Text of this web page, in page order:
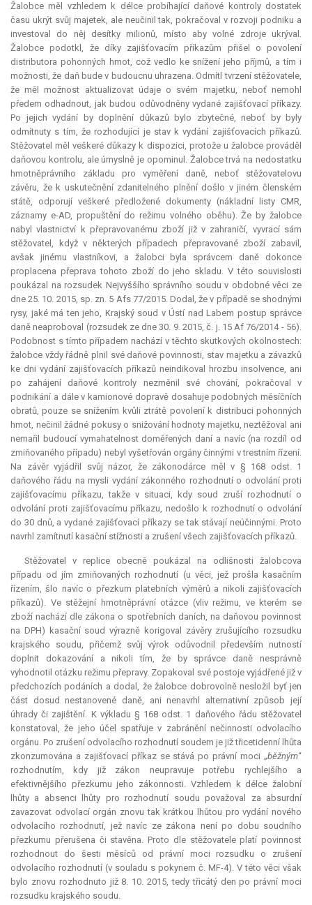
Žalobce měl vzhledem k délce probíhající daňové kontroly dostatek
času ukrýt svůj majetek, ale neučinil tak, pokračoval v rozvoji podniku a
investoval do něj desítky milionů, místo aby volné zdroje ukrýval.
Žalobce podotkl, že díky zajišťovacím příkazům přišel o povolení
distributora pohonných hmot, což vedlo ke snížení jeho příjmů, a tím i
možnosti, že daň bude v budoucnu uhrazena. Odmítl tvrzení stěžovatele,
že měl možnost aktualizovat údaje o svém majetku, neboť nemohl
předem odhadnout, jak budou odůvodněny vydané zajišťovací příkazy.
Po jejich vydání by doplnění důkazů bylo zbytečné, neboť by byly
odmítnuty s tím, že rozhodující je stav k vydání zajišťovacích příkazů.
Stěžovatel měl veškeré důkazy k dispozici, protože u žalobce prováděl
daňovou kontrolu, ale úmyslně je opominul. Žalobce trvá na nedostatku
hmotněprávního základu pro vyměření daně, neboť stěžovatelovu
závěru, že k uskutečnění zdanitelného plnění došlo v jiném členském
státě, odporují veškeré předložené dokumenty (nákladní listy CMR,
záznamy e-AD, propuštění do režimu volného oběhu). Že by žalobce
nabyl vlastnictví k přepravovanému zboží již v zahraničí, vyvrací sám
stěžovatel, když v některých případech přepravované zboží zabavil,
avšak jinému vlastníkovi, a žalobci byla správcem daně dokonce
proplacena přeprava tohoto zboží do jeho skladu. V této souvislosti
poukázal na rozsudek Nejvyššího správního soudu v obdobné věci ze
dne 25. 10. 2015, sp. zn. 5 Afs 77/2015. Dodal, že v případě se shodnými
rysy, jaké má ten jeho, Krajský soud v Ústí nad Labem postup správce
daně neaproboval (rozsudek ze dne 30. 9. 2015, č. j. 15 Af 76/2014 - 56).
Podobnost s tímto případem nachází v těchto skutkových okolnostech:
žalobce vždy řádně plnil své daňové povinnosti, stav majetku a závazků
ke dni vydání zajišťovacích příkazů neindikoval hrozbu insolvence, ani
po zahájení daňové kontroly nezměnil své chování, pokračoval v
podnikání a dále v kamionové dopravě dosahuje podobných měsíčních
obratů, pouze se snížením kvůli ztrátě povolení k distribuci pohonných
hmot, nečinil žádné pokusy o snižování hodnoty majetku, neztěžoval ani
nemařil budoucí vymahatelnost doměřených daní a navíc (na rozdíl od
zmiňovaného případu) nebyl vyšetřován orgány činnými v trestním řízení.
Na závěr vyjádřil svůj názor, že zákonodárce měl v § 168 odst. 1
daňového řádu na mysli vydání zákonného rozhodnutí o odvolání proti
zajišťovacímu příkazu, takže v situaci, kdy soud zruší rozhodnutí o
odvolání proti zajišťovacímu příkazu, nedošlo k rozhodnutí o odvolání
do 30 dnů, a vydané zajišťovací příkazy se tak stávají neúčinnými. Proto
navrhl zamítnutí kasační stížnosti a zrušení všech zajišťovacích příkazů.
Stěžovatel v replice obecně poukázal na odlišnosti žalobcova
případu od jím zmiňovaných rozhodnutí (u věci, jež prošla kasačním
řízením, šlo navíc o přezkum platebních výměrů a nikoli zajišťovacích
příkazů). Ve stěžejní hmotněprávní otázce (vliv režimu, ve kterém se
zboží nachází dle zákona o spotřebních daních, na daňovou povinnost
na DPH) kasační soud výrazně korigoval závěry zrušujícího rozsudku
krajského soudu, přičemž svůj výrok odůvodnil především nutností
doplnit dokazování a nikoli tím, že by správce daně nesprávně
vyhodnotil otázku režimu přepravy. Zopakoval své postoje vyjádřené již v
předchozích podáních a dodal, že žalobce dobrovolně nesložil byť jen
část dosud nestanovené daně, ani nenavrhl alternativní způsob její
úhrady či zajištění. K výkladu § 168 odst. 1 daňového řádu stěžovatel
konstatoval, že jeho účel spatřuje v zabránění nečinnosti odvolacího
orgánu. Po zrušení odvolacího rozhodnutí soudem je již třicetidenní lhůta
zkonzumována a zajišťovací příkaz se stává po právní moci „běžným“
rozhodnutím, kdy již zákon neupravuje potřebu rychlejšího a
efektivnějšího přezkumu jeho zákonnosti. Vzhledem k délce žalobní
lhůty a absenci lhůty pro rozhodnutí soudu považoval za absurdní
zavazovat odvolací orgán znovu tak krátkou lhůtou pro vydání nového
odvolacího rozhodnutí, jež navíc ze zákona není po dobu soudního
přezkumu přerušena či stavěna. Proto dle stěžovatele platí povinnost
rozhodnout do šesti měsíců od právní moci rozsudku o zrušení
odvolacího rozhodnutí (v souladu s pokynem č. MF-4). V této věci však
bylo znovu rozhodnuto již 8. 10. 2015, tedy třicátý den po právní moci
rozsudku krajského soudu.